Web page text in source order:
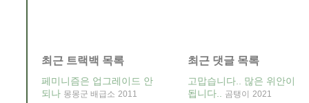
최근 트랙백 목록
페미니즘은 업그레이드 안
되나 몽몽군 배급소 2011
최근 댓글 목록
고맙습니다.. 많은 위안이
됩니다..
곰탱이 2021